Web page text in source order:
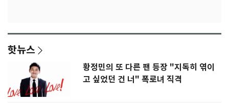
핫뉴스
황정민의 또 다른 팬 등장 "지독히 엮이
고 싶었던 건 너" 폭로녀 직격